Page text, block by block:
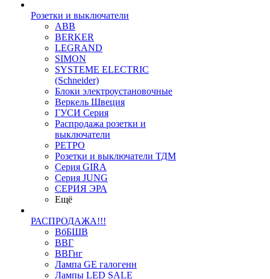
Розетки и выключатели
ABB
BERKER
LEGRAND
SIMON
SYSTEME ELECTRIC
(Schneider)
Блоки электроустановочные
Веркель Швеция
ГУСИ Серия
Распродажа розетки и
выключатели
РЕТРО
Розетки и выключатели ТДМ
Серия GIRA
Серия JUNG
СЕРИЯ ЭРА
Ещё
РАСПРОДАЖА!!!
ВбБШВ
ВВГ
ВВГнг
Лампа GE галогенн
Лампы LED SALE